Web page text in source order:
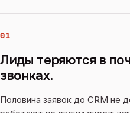
01
Лиды теряются в
звонках.
Половина заявок до CRM